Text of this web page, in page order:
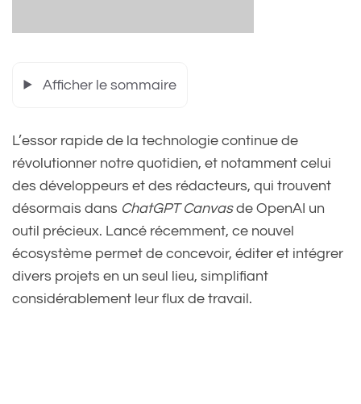
Afficher le sommaire
L’essor rapide de la technologie continue de
révolutionner notre quotidien, et notamment celui
des développeurs et des rédacteurs, qui trouvent
désormais dans ChatGPT Canvasde OpenAI un
outil précieux. Lancé récemment, ce nouvel
écosystème permet de concevoir, éditer et intégrer
divers projets en un seul lieu, simplifiant
considérablement leur flux de travail.